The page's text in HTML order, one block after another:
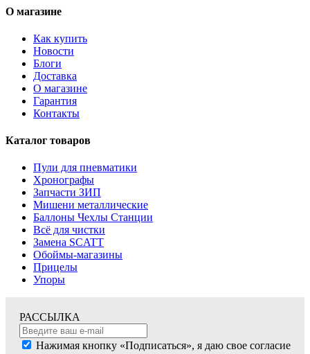
О магазине
Как купить
Новости
Блоги
Доставка
О магазине
Гарантия
Контакты
Каталог товаров
Пули для пневматики
Хронографы
Запчасти ЗИП
Мишени металлические
Баллоны Чехлы Станции
Всё для чистки
Замена SCATT
Обоймы-магазины
Прицелы
Упоры
РАССЫЛКА
Нажимая кнопку «Подписаться», я даю свое согласие